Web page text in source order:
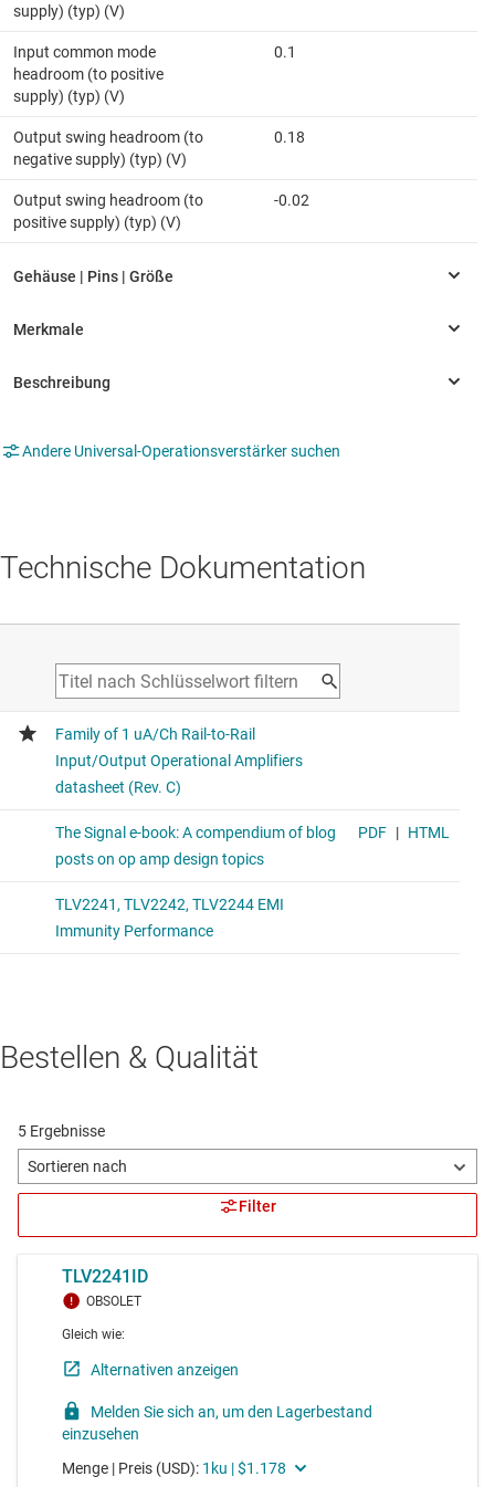
supply) (typ) (V)
Input common mode
headroom (to positive
supply) (typ) (V)
0.1
Output swing headroom (to
negative supply) (typ) (V)
0.18
Output swing headroom (to
positive supply) (typ) (V)
-0.02
Andere Universal-Operationsverstärker suchen
Technische Dokumentation
Bestellen & Qualität